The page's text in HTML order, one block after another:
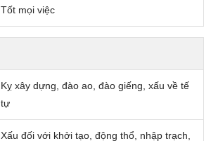
Tốt mọi việc
Kỵ xây dựng, đào ao, đào giếng, xấu về tế
tự
Xấu đối với khởi tạo, động thổ, nhập trạch,